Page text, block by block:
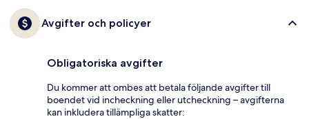
Avgifter och policyer
Obligatoriska avgifter
Du kommer att ombes att betala följande avgifter till
boendet vid incheckning eller utcheckning – avgifterna
kan inkludera tillämpliga skatter: